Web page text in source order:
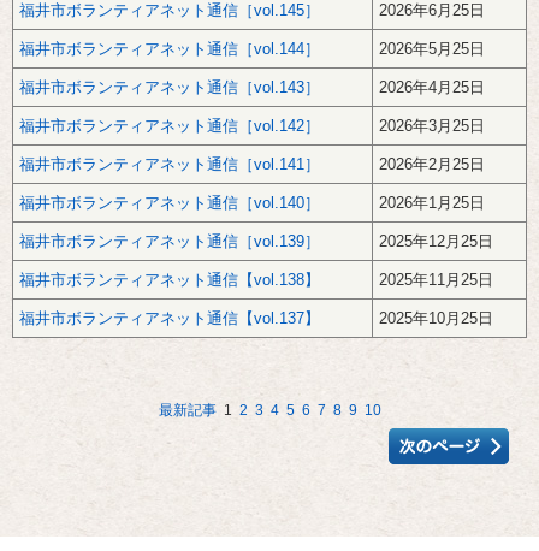
福井市ボランティアネット通信［vol.145］ 2026年6月25日
福井市ボランティアネット通信［vol.144］ 2026年5月25日
福井市ボランティアネット通信［vol.143］ 2026年4月25日
福井市ボランティアネット通信［vol.142］ 2026年3月25日
福井市ボランティアネット通信［vol.141］ 2026年2月25日
福井市ボランティアネット通信［vol.140］ 2026年1月25日
福井市ボランティアネット通信［vol.139］ 2025年12月25日
福井市ボランティアネット通信【vol.138】 2025年11月25日
福井市ボランティアネット通信【vol.137】 2025年10月25日
最新記事 1 2 3 4 5 6 7 8 9 10